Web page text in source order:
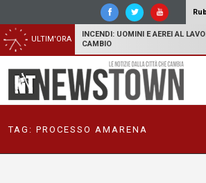
ULTIM'ORA
INCENDI: UOMINI E AEREI AL
CAMBIO
TAG: PROCESSO AMARENA